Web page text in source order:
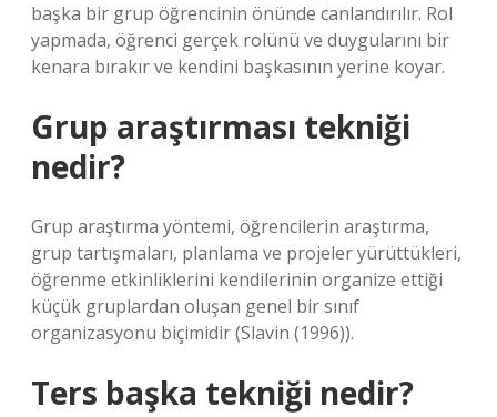
başka bir grup öğrencinin önünde canlandırılır. Rol
yapmada, öğrenci gerçek rolünü ve duygularını bir
kenara bırakır ve kendini başkasının yerine koyar.
Grup araştırması tekniği
nedir?
Grup araştırma yöntemi, öğrencilerin araştırma,
grup tartışmaları, planlama ve projeler yürüttükleri,
öğrenme etkinliklerini kendilerinin organize ettiği
küçük gruplardan oluşan genel bir sınıf
organizasyonu biçimidir (Slavin (1996)).
Ters başka tekniği nedir?